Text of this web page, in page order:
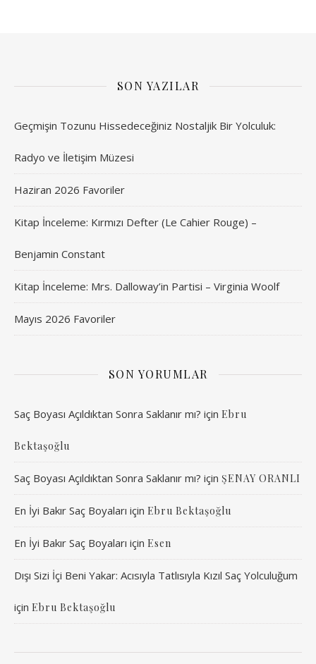
SON YAZILAR
Geçmişin Tozunu Hissedeceğiniz Nostaljik Bir Yolculuk:
Radyo ve İletişim Müzesi
Haziran 2026 Favoriler
Kitap İnceleme: Kırmızı Defter (Le Cahier Rouge) –
Benjamin Constant
Kitap İnceleme: Mrs. Dalloway’in Partisi – Virginia Woolf
Mayıs 2026 Favoriler
SON YORUMLAR
Saç Boyası Açıldıktan Sonra Saklanır mı? için Ebru
Bektaşoğlu
Saç Boyası Açıldıktan Sonra Saklanır mı? için ŞENAY ORANLI
En İyi Bakır Saç Boyaları için Ebru Bektaşoğlu
En İyi Bakır Saç Boyaları için Esen
Dışı Sizi İçi Beni Yakar: Acısıyla Tatlısıyla Kızıl Saç Yolculuğum
için Ebru Bektaşoğlu